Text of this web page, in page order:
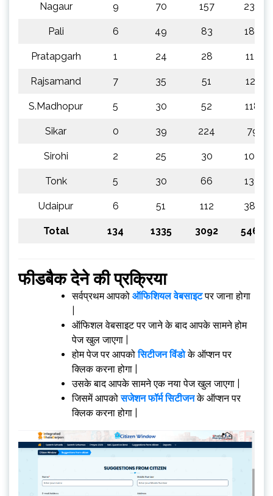
Nagaur 9 70 157 239
Pali 6 49 83 189
Pratapgarh 1 24 28 113
Rajsamand 7 35 51 121
S.Madhopur 5 30 52 118
Sikar 0 39 224 79
Sirohi 2 25 30 107
Tonk 5 30 66 134
Udaipur 6 51 112 382
Total 134 1335 3092 5464
फीडबैक देने की प्रक्रिया
सर्वप्रथम आपको ऑफिशियल वेबसाइटपर जाना होगा
ऑफिशल वेबसाइट पर जाने के बाद आपके सामने होम
पेज खुल जाएगा |
होम पेज पर आपकोसिटीजन विंडोके ऑप्शन पर
क्लिक करना होगा |
उसके बाद आपके सामने एक नया पेज खुल जाएगा |
जिसमें आपकोसजेशन फॉर्म सिटीजनके ऑप्शन पर
क्लिक करना होगा |